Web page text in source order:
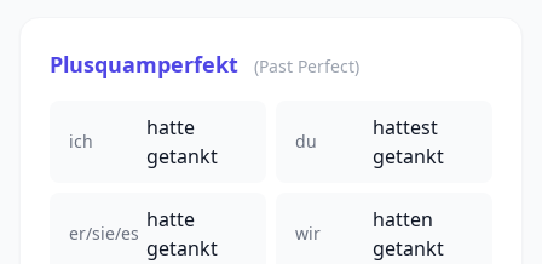
Plusquamperfekt (Past Perfect)
ich
hatte
getankt
du
hattest
getankt
er/sie/es
hatte
getankt
wir
hatten
getankt